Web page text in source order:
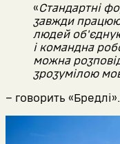
«Стандартні
завжди
людей
і командна
можна
зрозумілою
– говорить «Бредлі».